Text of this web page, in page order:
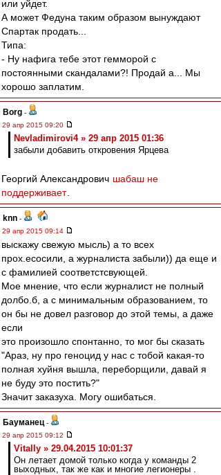
или уйдет.
А может Федуна таким образом вынуждают
Спартак продать...
Типа:
- Ну нафига тебе этот гемморой с
постоянными скандалами?! Продай а... Мы
хорошо заплатим.
Borg -
29 апр 2015 09:20
Nevladimirovi4 » 29 апр 2015 01:36
забыли добавить откровения Ярцева
Георгий Александрович шабаш не
поддерживает
knn -
29 апр 2015 09:14
выскажу свежую мысль) а то всех
прох.есосили, а журналиста забыли)) да еще и
с фамилией соответстсвующей.
Мое мнение, что если журналист не полный
долбо.б, а с минимальным образованием, то
он бы не довел разговор до этой темы, а даже
если
это произошло спонтанно, то мог бы сказать
"Араз, ну про геноцид у нас с тобой какая-то
полная хуйня вышла, переборщили, давай я
не буду это постить?"
Значит заказуха. Могу ошибаться.
Бауманец -
29 апр 2015 09:12
Vitally » 29.04.2015 10:01:37
Он летает домой только когда у команды 2
выходных, так же как и многие легионеры .